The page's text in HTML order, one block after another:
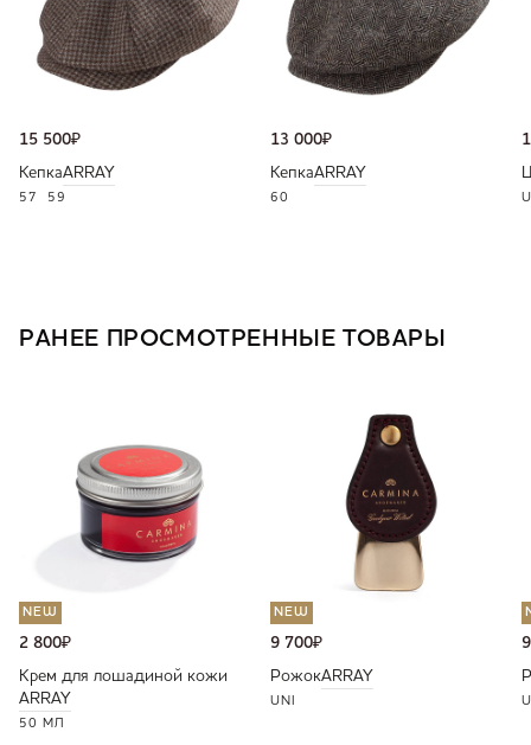
15 500₽
КепкаARRAY
57 59
13 000₽
КепкаARRAY
60
РАНЕЕ ПРОСМОТРЕННЫЕ ТОВАРЫ
NEW
2 800₽
Крем для лошадиной кожи
ARRAY
50 МЛ
NEW
9 700₽
РожокARRAY
UNI